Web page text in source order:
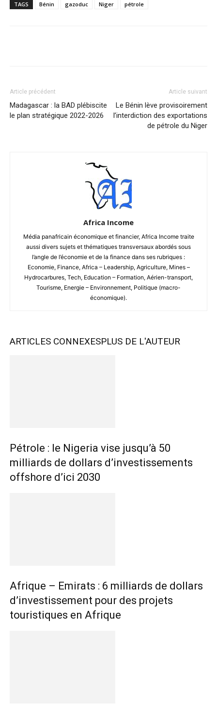
TAGS Bénin gazoduc Niger pétrole
Article précédent
Madagascar : la BAD plébiscite
le plan stratégique 2022-2026
Article suivant
Le Bénin lève provisoirement
l’interdiction des exportations
de pétrole du Niger
Africa Income
Média panafricain économique et financier, Africa Income traite
aussi divers sujets et thématiques transversaux abordés sous
l’angle de l’économie et de la finance dans ses rubriques :
Economie, Finance, Africa – Leadership, Agriculture, Mines –
Hydrocarbures, Tech, Education – Formation, Aérien-transport,
Tourisme, Energie – Environnement, Politique (macro-
économique).
ARTICLES CONNEXESPLUS DE L'AUTEUR
Pétrole : le Nigeria vise jusqu’à 50
milliards de dollars d’investissements
offshore d’ici 2030
Afrique – Emirats : 6 milliards de dollars
d’investissement pour des projets
touristiques en Afrique